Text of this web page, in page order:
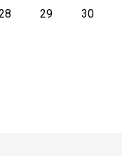
29
30